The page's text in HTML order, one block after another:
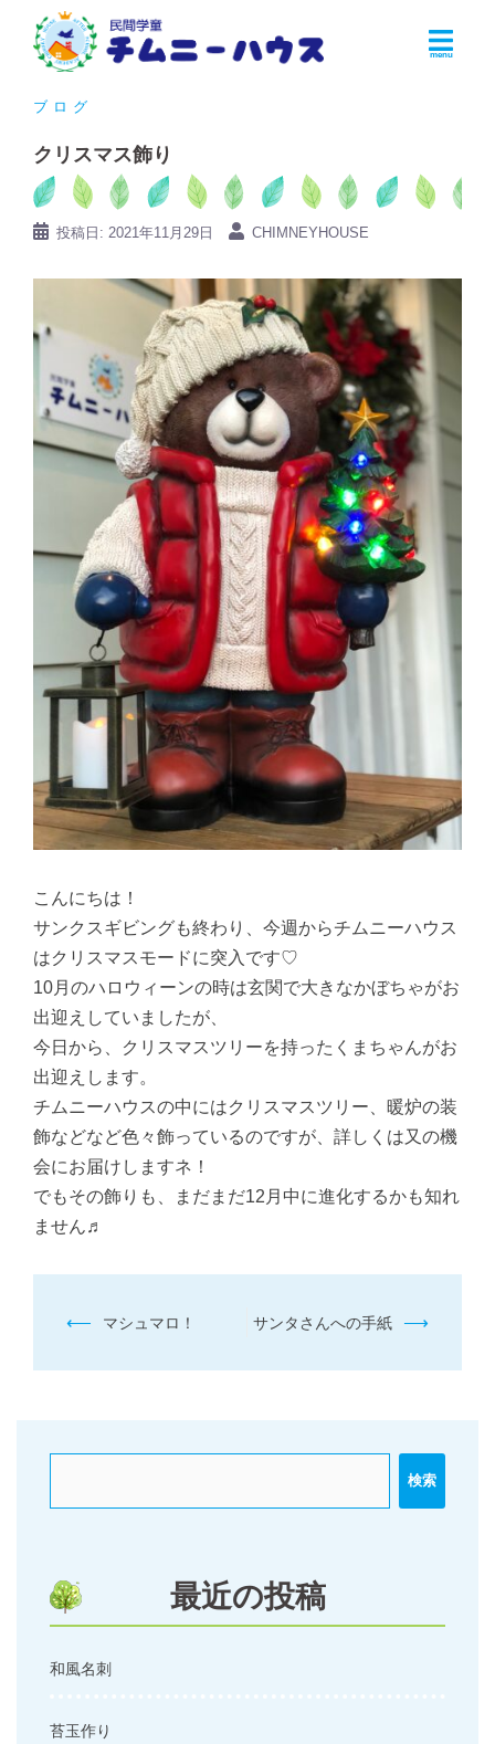
ブログ
クリスマス飾り
投稿日: 2021年11月29日 CHIMNEYHOUSE
こんにちは！
サンクスギビングも終わり、今週からチムニーハウス
はクリスマスモードに突入です♡
10月のハロウィーンの時は玄関で大きなかぼちゃがお
出迎えしていましたが、
今日から、クリスマスツリーを持ったくまちゃんがお
出迎えします。
チムニーハウスの中にはクリスマスツリー、暖炉の装
飾などなど色々飾っているのですが、詳しくは又の機
会にお届けしますネ！
でもその飾りも、まだまだ12月中に進化するかも知れ
ません♬
投
ゲ
ン
⟵ マシュマロ！ サンタさんへの手紙 ⟶
検索
最近の投稿
和風名刺
苔玉作り